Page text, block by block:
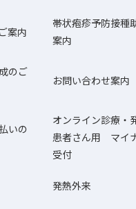
案内
帯状疱疹予防接種
案内
のご
お問い合わせ案内
いの
オンライン診療・
患者さん用 マイ
受付
発熱外来